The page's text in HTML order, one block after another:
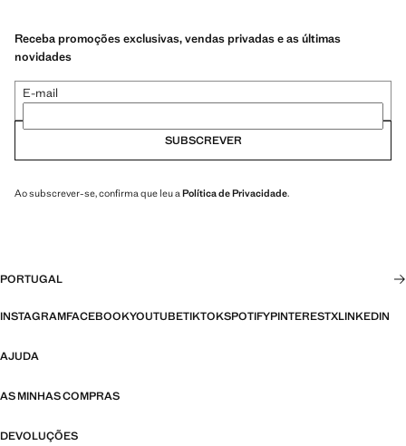
Receba promoções exclusivas, vendas privadas e as últimas
novidades
E-mail
SUBSCREVER
Ao subscrever-se, confirma que leu a Política de Privacidade.
PORTUGAL
INSTAGRAMFACEBOOKYOUTUBETIKTOKSPOTIFYPINTERESTXLINKEDIN
AJUDA
AS MINHAS COMPRAS
DEVOLUÇÕES